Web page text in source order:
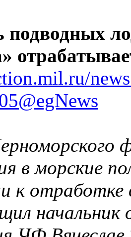
подводных
в морские
к отработке
начальник